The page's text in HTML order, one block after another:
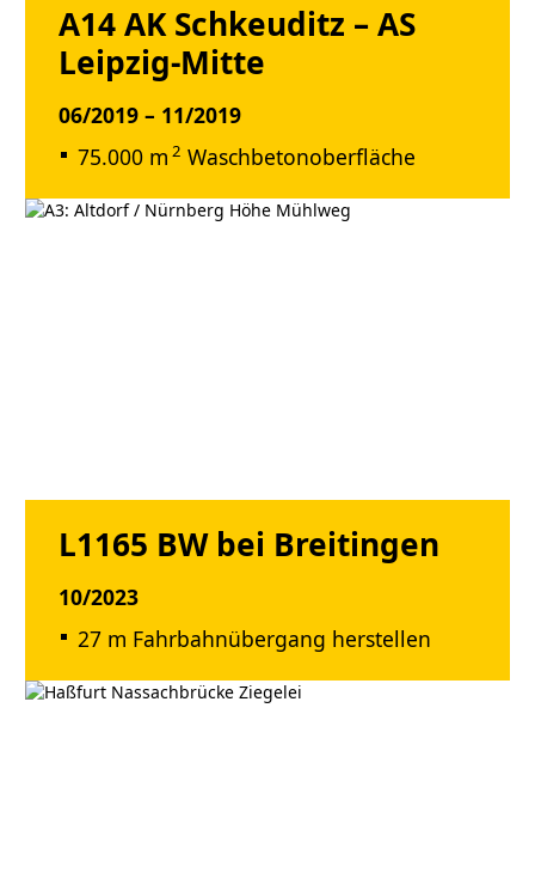
A14 AK Schkeuditz – AS
Leipzig-Mitte
06/2019 – 11/2019
75.000 m 2 Waschbetonoberfläche
L1165 BW bei Breitingen
10/2023
27 m Fahrbahnübergang herstellen